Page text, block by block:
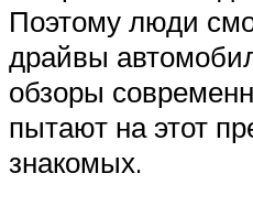
Поэтому люди
драйвы
обзоры
пытают на этот
знакомых.